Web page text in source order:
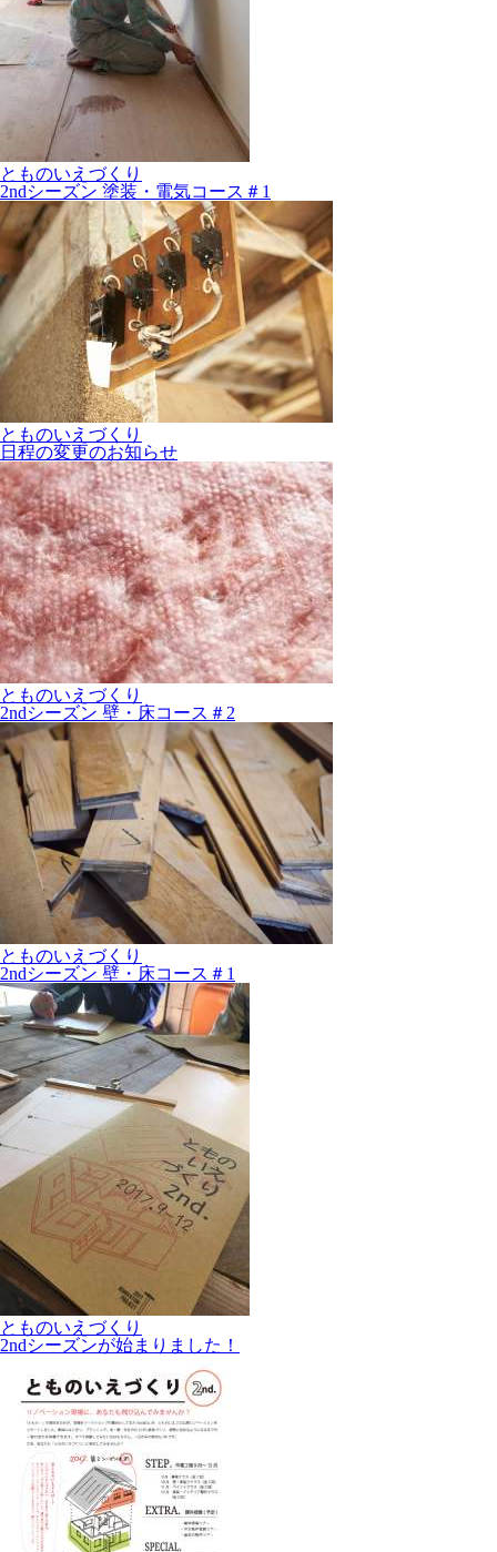
とものいえづくり
2ndシーズン 塗装・電気コース＃1
とものいえづくり
日程の変更のお知らせ
とものいえづくり
2ndシーズン 壁・床コース＃2
とものいえづくり
2ndシーズン 壁・床コース＃1
とものいえづくり
2ndシーズンが始まりました！